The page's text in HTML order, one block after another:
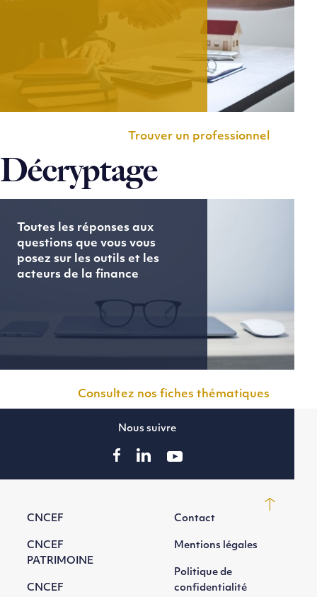
Trouver un professionnel
Décryptage
Toutes les réponses aux
questions que vous vous
posez sur les outils et les
acteurs de la finance
Consultez nos fiches thématiques
CNCEF
CNCEF
PATRIMOINE
CNCEF
Contact
Mentions légales
Politique de
confidentialité
Nous suivre